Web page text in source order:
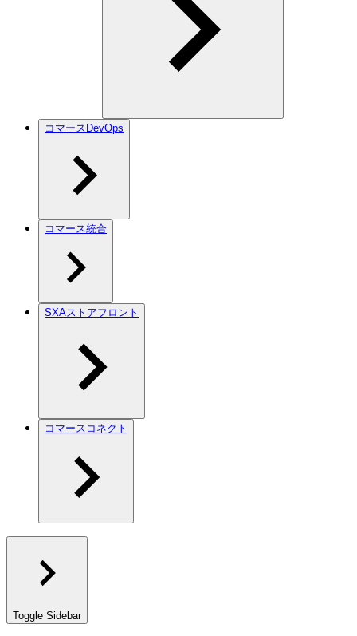
コマースDevOps
コマース統合
SXAストアフロント
コマースコネクト
Toggle Sidebar